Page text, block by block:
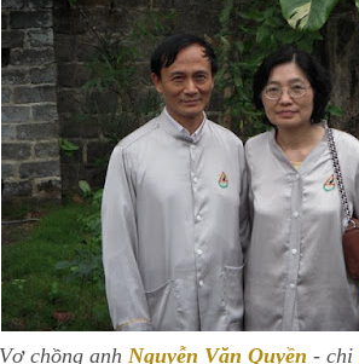
Vợ chồng anh Nguyễn Văn Quyền - chị